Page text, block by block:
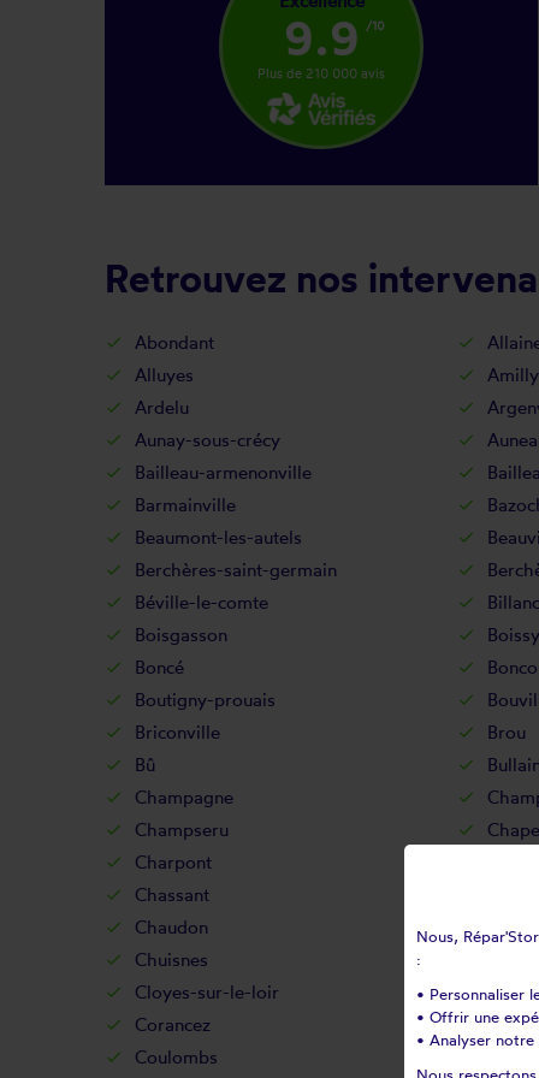
9.9 /10
Plus de 210 000 avis
Retrouvez nos
Abondant
Alluyes
Amilly
Ardelu
Aunay-sous-crécy
Bailleau-armenonville
Barmainville
Beaumont-les-autels
Berchères-saint-germain
Béville-le-comte
Boisgasson
Boncé
Boutigny-prouais
Briconville
Brou
Bû
Champagne
Champseru
Charpont
Chassant
Chaudon
Chuisnes
Cloyes-sur-le-loir
Corancez
Coulombs
Nous,
:
• Personnaliser
• Offrir une
• Analyser notre